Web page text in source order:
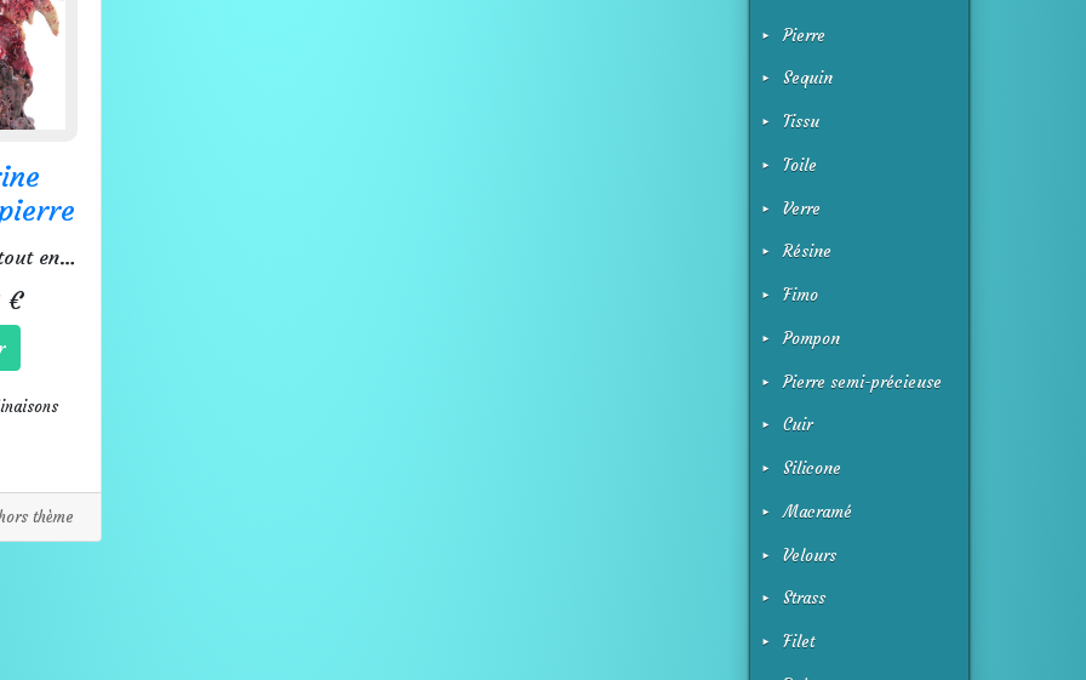
Un dragon tout en paillettes.
€
thème
Pierre
Sequin
Tissu
Toile
Verre
Résine
Fimo
Pompon
Pierre semi-précieuse
Cuir
Silicone
Macramé
Velours
Strass
Filet